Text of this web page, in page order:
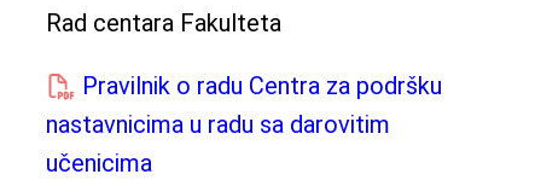
Rad centara Fakulteta
Pravilnik o radu Centra za podršku
nastavnicima u radu sa darovitim
učenicima